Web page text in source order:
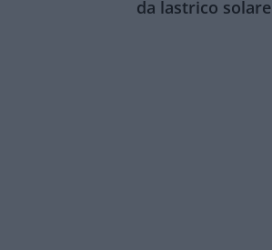
da lastrico solare